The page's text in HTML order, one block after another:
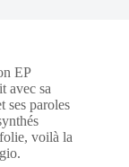
EP
avec sa
ses paroles
voilà la